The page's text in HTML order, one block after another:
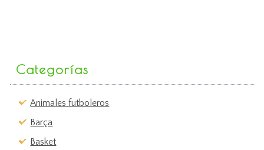
Categorías
Animales futboleros
Barça
Basket